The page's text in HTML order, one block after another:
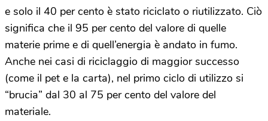
e solo il 40 per cento è stato riciclato o riutilizzato. Ciò
significa che il 95 per cento del valore di quelle
materie prime e di quell’energia è andato in fumo.
Anche nei casi di riciclaggio di maggior successo
(come il pet e la carta), nel primo ciclo di utilizzo si
“brucia” dal 30 al 75 per cento del valore del
materiale.